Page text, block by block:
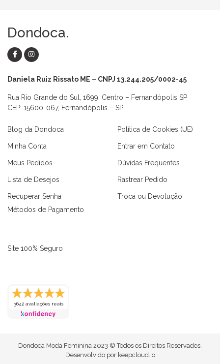
Macaquinhos
Dondoca.
Daniela Ruiz Rissato ME – CNPJ 13.244.205/0002-45
Rua Rio Grande do Sul, 1699, Centro – Fernandópolis SP
CEP: 15600-067, Fernandópolis – SP
Blog da Dondoca
Minha Conta
Meus Pedidos
Lista de Desejos
Recuperar Senha
Política de Cookies (UE)
Entrar em Contato
Dúvidas Frequentes
Rastrear Pedido
Troca ou Devolução
Métodos de Pagamento
Site 100% Seguro
3642 avaliações reais
Dondoca Moda Feminina 2023 © Todos os Direitos Reservados.
Desenvolvido por keepcloud.io